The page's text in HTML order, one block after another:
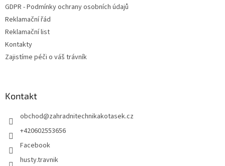
GDPR - Podmínky ochrany osobních údajů
Reklamační řád
Reklamační list
Kontakty
Zajistíme péči o váš trávník
Kontakt
obchod@zahradnitechnikakotasek.cz
+420602553656
Facebook
husty.travnik